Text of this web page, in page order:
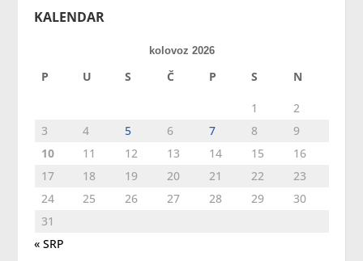
KALENDAR
kolovoz 2026
P U S Č P S N
1
2
3
4 5 6 7 8
9
10
11 12 13 14 15
16
17
18 19 20 21 22
23
24
25 26 27 28 29
30
31
« SRP